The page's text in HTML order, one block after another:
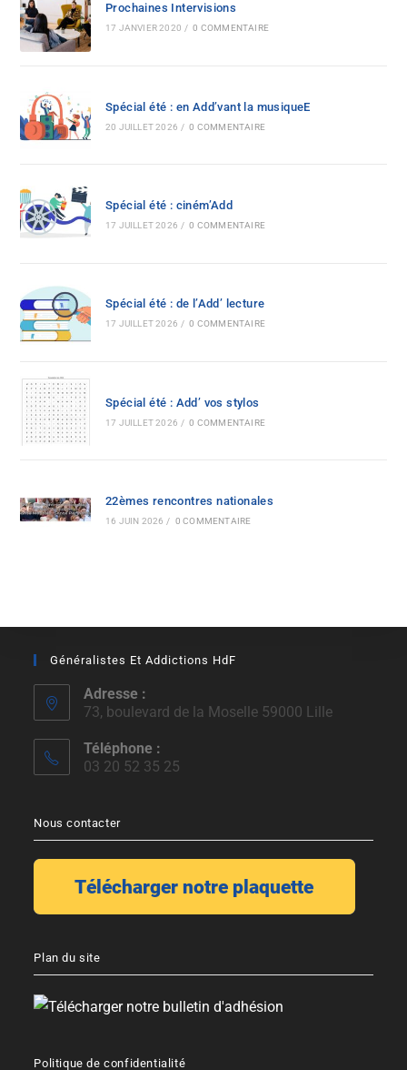
Prochaines Intervisions
17 JANVIER 2020 / 0 COMMENTAIRE
Spécial été : en Add’vant la musiqueE
20 JUILLET 2026 / 0 COMMENTAIRE
Spécial été : ciném’Add
17 JUILLET 2026 / 0 COMMENTAIRE
Spécial été : de l’Add’ lecture
17 JUILLET 2026 / 0 COMMENTAIRE
Spécial été : Add’ vos stylos
17 JUILLET 2026 / 0 COMMENTAIRE
22èmes rencontres nationales
16 JUIN 2026 / 0 COMMENTAIRE
Généralistes Et Addictions HdF
Adresse :
73, boulevard de la Moselle 59000 Lille
Téléphone :
03 20 52 35 25
Nous contacter
Plan du site
Politique de confidentialité